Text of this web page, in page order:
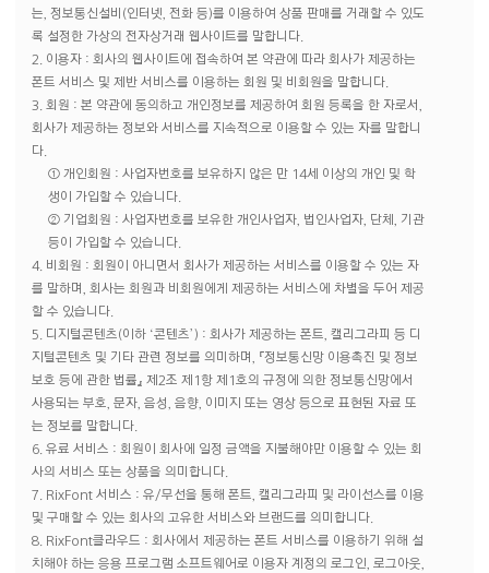
는, 정보통신설비(인터넷, 전화 등)를 이용하여 상품 판매를 거래할 수 있도
록 설정한 가상의 전자상거래 웹사이트를 말합니다.
2. 이용자 : 회사의 웹사이트에 접속하여 본 약관에 따라 회사가 제공하는
폰트 서비스 및 제반 서비스를 이용하는 회원 및 비회원을 말합니다.
3. 회원 : 본 약관에 동의하고 개인정보를 제공하여 회원 등록을 한 자로서,
회사가 제공하는 정보와 서비스를 지속적으로 이용할 수 있는 자를 말합니
다.
① 개인회원 : 사업자번호를 보유하지 않은 만 14세 이상의 개인 및 학
생이 가입할 수 있습니다.
② 기업회원 : 사업자번호를 보유한 개인사업자, 법인사업자, 단체, 기관
등이 가입할 수 있습니다.
4. 비회원 : 회원이 아니면서 회사가 제공하는 서비스를 이용할 수 있는 자
를 말하며, 회사는 회원과 비회원에게 제공하는 서비스에 차별을 두어 제공
할 수 있습니다.
5. 디지털콘텐츠(이하 ‘콘텐츠’) : 회사가 제공하는 폰트, 캘리그라피 등 디
지털콘텐츠 및 기타 관련 정보를 의미하며, 『정보통신망 이용촉진 및 정보
보호 등에 관한 법률』 제2조 제1항 제1호의 규정에 의한 정보통신망에서
사용되는 부호, 문자, 음성, 음향, 이미지 또는 영상 등으로 표현된 자료 또
는 정보를 말합니다.
6. 유료 서비스 : 회원이 회사에 일정 금액을 지불해야만 이용할 수 있는 회
사의 서비스 또는 상품을 의미합니다.
7. RixFont 서비스 : 유/무선을 통해 폰트, 캘리그라피 및 라이선스를 이용
및 구매할 수 있는 회사의 고유한 서비스와 브랜드를 의미합니다.
8. RixFont클라우드 : 회사에서 제공하는 폰트 서비스를 이용하기 위해 설
치해야 하는 응용 프로그램 소프트웨어로 이용자 계정의 로그인, 로그아웃,